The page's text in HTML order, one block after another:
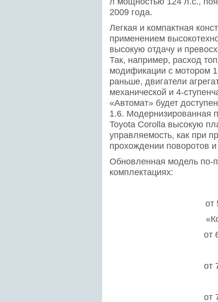
2009 года.
Легкая и компактная
применением
высокую отдачу и
Так, например, расход
модификации с мотором
раньше, двигатели
механической и 4-
«Автомат» будет
1.6. Модернизированная
Toyota Corolla высокую
управляемость, как при
прохождении поворотов
Обновленная модель по-
комплектациях:
от
от
от
от